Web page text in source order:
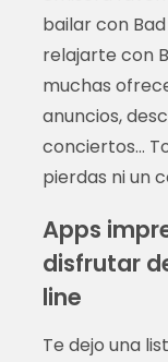
bailar con
relajarte con
muchas
anuncios,
conciertos…
pierdas ni un
Apps
disfrutar
line
Te dejo una